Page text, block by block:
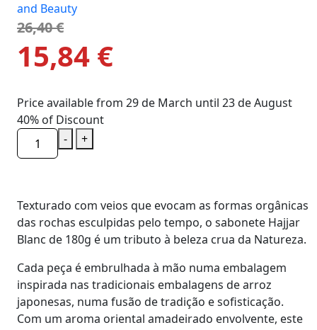
and Beauty
26,40€
15,84 €
Price available from 29 de March until 23 de August
40% of Discount
-
+
Texturado com veios que evocam as formas orgânicas
das rochas esculpidas pelo tempo, o sabonete Hajjar
Blanc de 180g é um tributo à beleza crua da Natureza.
Cada peça é embrulhada à mão numa embalagem
inspirada nas tradicionais embalagens de arroz
japonesas, numa fusão de tradição e sofisticação.
Com um aroma oriental amadeirado envolvente, este